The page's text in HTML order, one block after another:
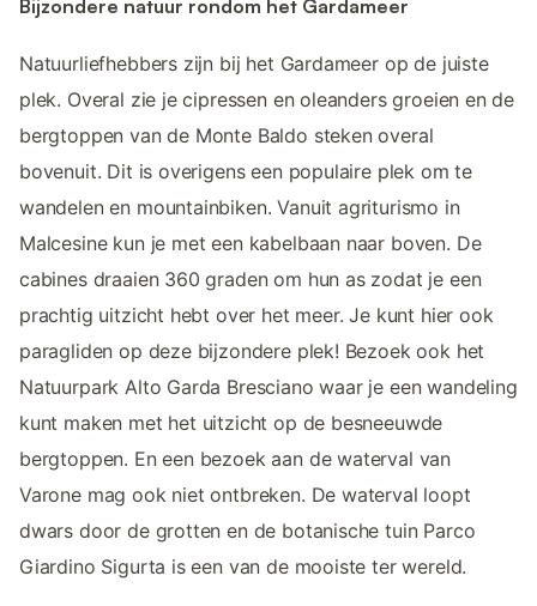
Bijzondere natuur rondom het Gardameer
Natuurliefhebbers zijn bij het Gardameer op de juiste
plek. Overal zie je cipressen en oleanders groeien en de
bergtoppen van de Monte Baldo steken overal
bovenuit. Dit is overigens een populaire plek om te
wandelen en mountainbiken. Vanuit agriturismo in
Malcesine kun je met een kabelbaan naar boven. De
cabines draaien 360 graden om hun as zodat je een
prachtig uitzicht hebt over het meer. Je kunt hier ook
paragliden op deze bijzondere plek! Bezoek ook het
Natuurpark Alto Garda Bresciano waar je een wandeling
kunt maken met het uitzicht op de besneeuwde
bergtoppen. En een bezoek aan de waterval van
Varone mag ook niet ontbreken. De waterval loopt
dwars door de grotten en de botanische tuin Parco
Giardino Sigurta is een van de mooiste ter wereld.